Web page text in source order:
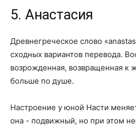
5. Анастасия
Древнегреческое слово
сходных вариантов перевода.
возрожденная, возвращенная к
больше по душе.
Настроение у юной Насти
она - подвижный, но при этом